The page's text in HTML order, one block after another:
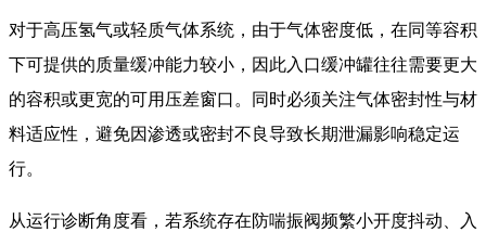
对于高压氢气或轻质气体系统，由于气体密度低，在同等容积
下可提供的质量缓冲能力较小，因此入口缓冲罐往往需要更大
的容积或更宽的可用压差窗口。同时必须关注气体密封性与材
料适应性，避免因渗透或密封不良导致长期泄漏影响稳定运
行。
从运行诊断角度看，若系统存在防喘振阀频繁小开度抖动、入